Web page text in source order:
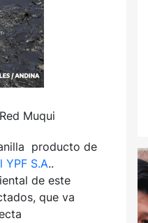
Muqui
producto de
YPF S.A..
de este
que va